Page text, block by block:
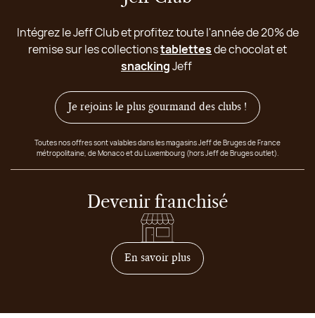
Intégrez le Jeff Club et profitez toute l'année de 20% de
remise sur les collectionstablettesde chocolat et
snackingJeff
Je rejoins le plus gourmand des clubs !
Toutes nos offres sont valables dans les magasins Jeff de Bruges de France
métropolitaine, de Monaco et du Luxembourg (hors Jeff de Bruges outlet).
Devenir franchisé
En savoir plussur comment devenir